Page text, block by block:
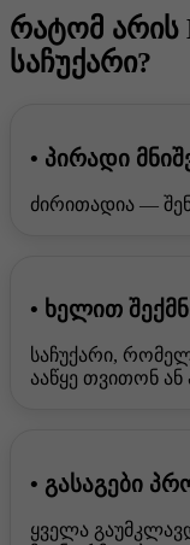
რატომ არის
საჩუქარი?
• პირადი
ძირითადია —
• ხელით
საჩუქარი,
ააწყე თვითონ
• გასაგები
ყველა